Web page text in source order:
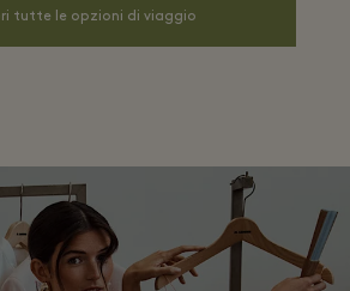
tutte le opzioni di viaggio